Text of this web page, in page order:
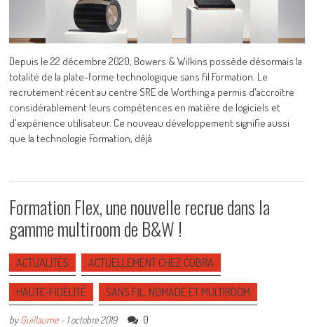
Depuis le 22 décembre 2020, Bowers & Wilkins possède désormais la
totalité de la plate-forme technologique sans fil Formation. Le
recrutement récent au centre SRE de Worthing a permis d'accroître
considérablement leurs compétences en matière de logiciels et
d'expérience utilisateur. Ce nouveau développement signifie aussi
que la technologie Formation, déjà
Formation Flex, une nouvelle recrue dans la
gamme multiroom de B&W !
ACTUALITÉS ACTUELLEMENT CHEZ COBRA
HAUTE-FIDÉLITÉ SANS FIL, NOMADE ET MULTIROOM
byGuillaume- 1 octobre 2019 0